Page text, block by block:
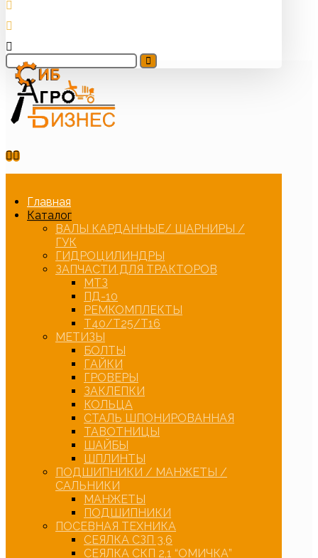
Главная
Каталог
ВАЛЫ КАРДАННЫЕ/ ШАРНИРЫ /
ГУК
ГИДРОЦИЛИНДРЫ
ЗАПЧАСТИ ДЛЯ ТРАКТОРОВ
МТЗ
ПД-10
РЕМКОМПЛЕКТЫ
Т40/Т25/Т16
МЕТИЗЫ
БОЛТЫ
ГАЙКИ
ГРОВЕРЫ
ЗАКЛЕПКИ
КОЛЬЦА
СТАЛЬ ШПОНИРОВАННАЯ
ТАВОТНИЦЫ
ШАЙБЫ
ШПЛИНТЫ
ПОДШИПНИКИ / МАНЖЕТЫ /
САЛЬНИКИ
МАНЖЕТЫ
ПОДШИПНИКИ
ПОСЕВНАЯ ТЕХНИКА
СЕЯЛКА СЗП 3,6
СЕЯЛКА СКП 2,1 “ОМИЧКА”